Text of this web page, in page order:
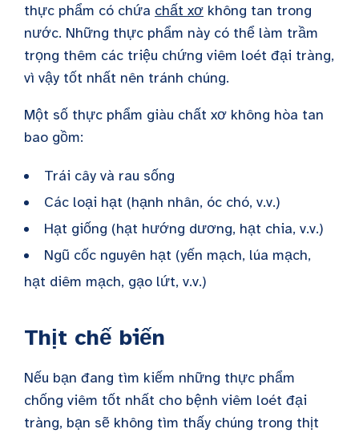
thực phẩm có chứa chất xơ không tan trong
nước. Những thực phẩm này có thể làm trầm
trọng thêm các triệu chứng viêm loét đại tràng,
vì vậy tốt nhất nên tránh chúng.
Một số thực phẩm giàu chất xơ không hòa tan
bao gồm:
Trái cây và rau sống
Các loại hạt (hạnh nhân, óc chó, v.v.)
Hạt giống (hạt hướng dương, hạt chia, v.v.)
Ngũ cốc nguyên hạt (yến mạch, lúa mạch,
hạt diêm mạch, gạo lứt, v.v.)
Thịt chế biến
Nếu bạn đang tìm kiếm những thực phẩm
chống viêm tốt nhất cho bệnh viêm loét đại
tràng, bạn sẽ không tìm thấy chúng trong thịt